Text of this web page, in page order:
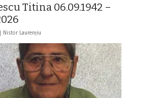
Titina 06.09.1942 –
Nistor Laurențiu